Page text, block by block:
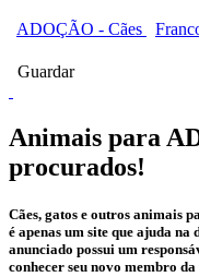
ADOÇÃO - Cães
Guardar
Animais para
procurados!
Cães, gatos e outros animais
é apenas um site que ajuda
anunciado possui um
conhecer seu novo membro